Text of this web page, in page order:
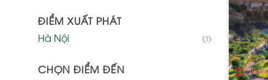
ĐIỂM XUẤT PHÁT
Hà Nội
(1)
CHỌN ĐIỂM ĐẾN